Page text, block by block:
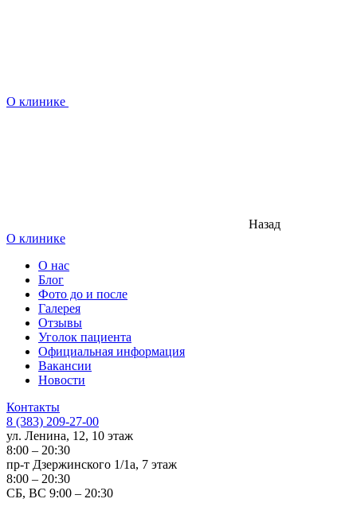
О клинике
Назад
О клинике
О нас
Блог
Фото до и после
Галерея
Отзывы
Уголок пациента
Официальная информация
Вакансии
Новости
Контакты
8 (383) 209-27-00
ул. Ленина, 12, 10 этаж
8:00 – 20:30
пр-т Дзержинского 1/1а, 7 этаж
8:00 – 20:30
СБ, ВС 9:00 – 20:30